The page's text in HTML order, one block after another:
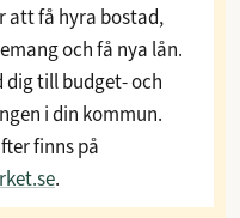
att få hyra bostad,
och få nya lån.
dig till budget- och
i din kommun.
finns på
.